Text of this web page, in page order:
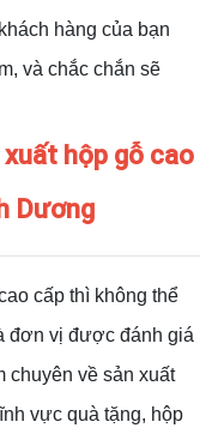
hàng của bạn
và chắc chắn sẽ
xuất hộp gỗ cao
Dương
cấp thì không thể
đơn vị được đánh giá
chuyên về sản xuất
vực quà tặng, hộp